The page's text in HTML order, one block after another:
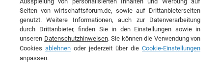
KONTAKT
Seiten von wirtschaftsforum.de, sowie auf Drittanbieterseiten
genutzt. Weitere Informationen, auch zur Datenverarbeitung
durch Drittanbieter, finden Sie in den Einstellungen sowie in
unseren Datenschutzhinweisen. Sie können die Verwendung von
Cookies ablehnen oder jederzeit über die Cookie-Einstellungen
anpassen.